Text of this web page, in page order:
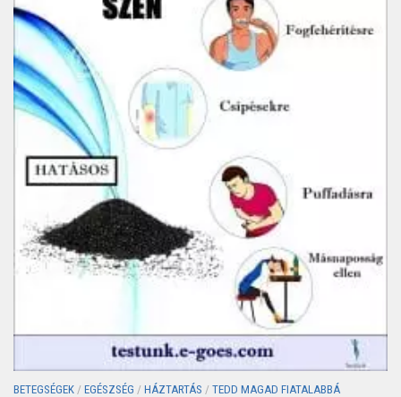
BETEGSÉGEK / EGÉSZSÉG / HÁZTARTÁS / TEDD MAGAD FIATALABBÁ